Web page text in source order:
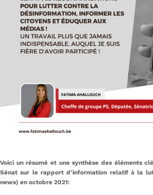
Voici un résumé et une synthèse des éléments
Sénat sur le rapport d’information relatif à la
news) en octobre 2021: